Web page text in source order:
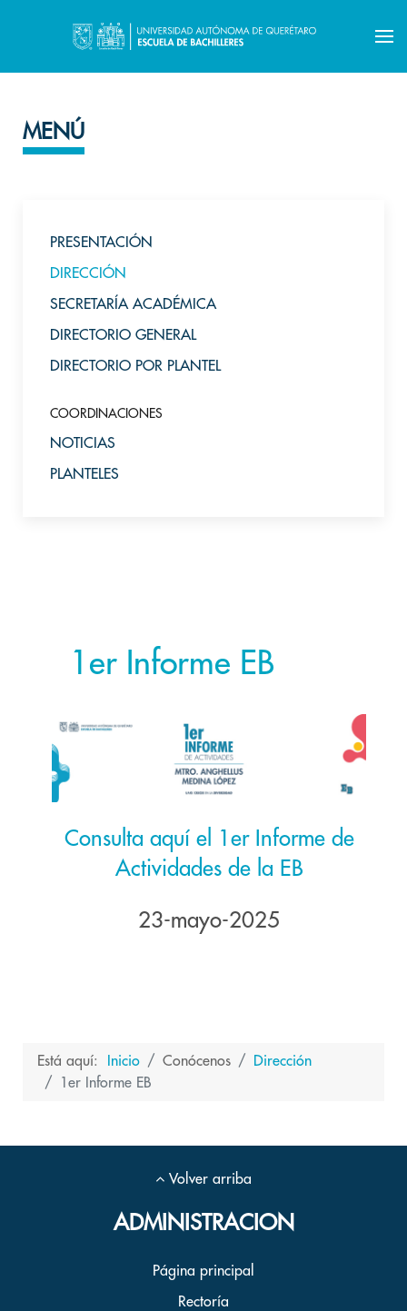
MENÚ
PRESENTACIÓN
DIRECCIÓN
SECRETARÍA ACADÉMICA
DIRECTORIO GENERAL
DIRECTORIO POR PLANTEL
COORDINACIONES
NOTICIAS
PLANTELES
1er Informe EB
Consulta aquí el 1er Informe de
Actividades de la EB
23-mayo-2025
Está aquí: Inicio Conócenos
Dirección
1er Informe EB
Volver arriba
ADMINISTRACION
Página principal
Rectoría